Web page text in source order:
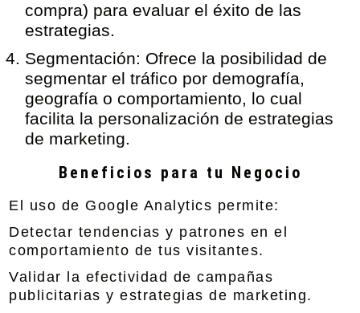
compra) para evaluar el éxito de las
estrategias.
Segmentación: Ofrece la posibilidad de
segmentar el tráfico por demografía,
geografía o comportamiento, lo cual
facilita la personalización de estrategias
de marketing.
Beneficios para tu Negocio
El uso de Google Analytics permite:
Detectar tendencias y patrones en el
comportamiento de tus visitantes.
Validar la efectividad de campañas
publicitarias y estrategias de marketing.